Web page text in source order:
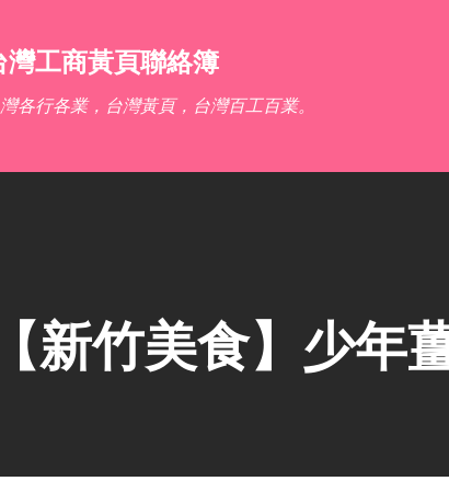
灣工商黃頁聯絡簿
各行各業，台灣黃頁，台灣百工百業。
【新竹美食】少年